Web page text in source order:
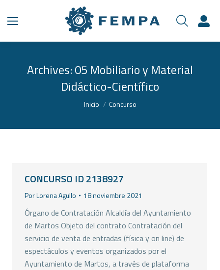
Archives:05 Mobiliario y Material
Didáctico-Científico
Estás aquí:
Inicio Concurso
CONCURSO ID 2138927
PorLorena Agullo 18 noviembre 2021
Órgano de Contratación Alcaldía del Ayuntamiento
de Martos Objeto del contrato Contratación del
servicio de venta de entradas (física y on line) de
espectáculos y eventos organizados por el
Ayuntamiento de Martos, a través de plataforma